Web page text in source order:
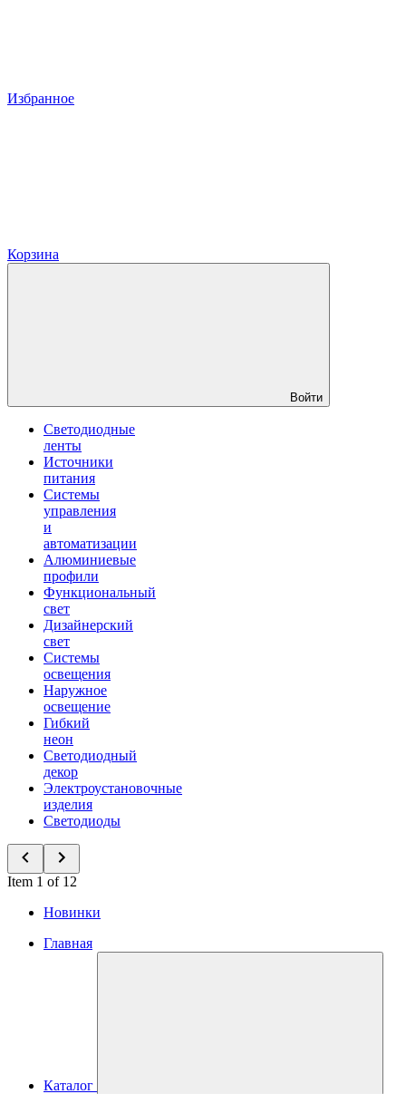
Избранное
Корзина
Войти
Светодиодные
ленты
Источники
питания
Системы
управления
и
автоматизации
Алюминиевые
профили
Функциональный
свет
Дизайнерский
свет
Системы
освещения
Наружное
освещение
Гибкий
неон
Светодиодный
декор
Электроустановочные
изделия
Светодиоды
Item 1 of 12
Новинки
Главная
Каталог